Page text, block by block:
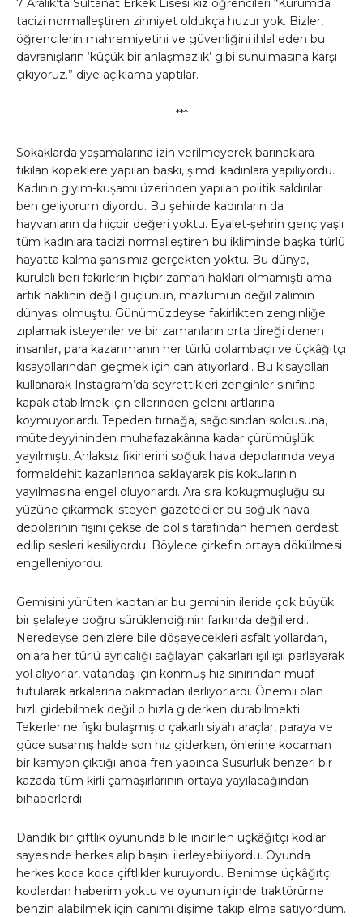
7 Aralık’ta Sultanat Erkek Lisesi kız öğrencileri “Kurumda
tacizi normalleştiren zihniyet oldukça huzur yok. Bizler,
öğrencilerin mahremiyetini ve güvenliğini ihlal eden bu
davranışların ‘küçük bir anlaşmazlık’ gibi sunulmasına karşı
çıkıyoruz.” diye açıklama yaptılar.
***
Sokaklarda yaşamalarına izin verilmeyerek barınaklara
tıkılan köpeklere yapılan baskı, şimdi kadınlara yapılıyordu.
Kadının giyim-kuşamı üzerinden yapılan politik saldırılar
ben geliyorum diyordu. Bu şehirde kadınların da
hayvanların da hiçbir değeri yoktu. Eyalet-şehrin genç yaşlı
tüm kadınlara tacizi normalleştiren bu ikliminde başka türlü
hayatta kalma şansımız gerçekten yoktu. Bu dünya,
kurulalı beri fakirlerin hiçbir zaman hakları olmamıştı ama
artık haklının değil güçlünün, mazlumun değil zalimin
dünyası olmuştu. Günümüzdeyse fakirlikten zenginliğe
zıplamak isteyenler ve bir zamanların orta direği denen
insanlar, para kazanmanın her türlü dolambaçlı ve üçkâğıtçı
kısayollarından geçmek için can atıyorlardı. Bu kısayolları
kullanarak Instagram’da seyrettikleri zenginler sınıfına
kapak atabilmek için ellerinden geleni artlarına
koymuyorlardı. Tepeden tırnağa, sağcısından solcusuna,
mütedeyyininden muhafazakârına kadar çürümüşlük
yayılmıştı. Ahlaksız fikirlerini soğuk hava depolarında veya
formaldehit kazanlarında saklayarak pis kokularının
yayılmasına engel oluyorlardı. Ara sıra kokuşmuşluğu su
yüzüne çıkarmak isteyen gazeteciler bu soğuk hava
depolarının fişini çekse de polis tarafından hemen derdest
edilip sesleri kesiliyordu. Böylece çirkefin ortaya dökülmesi
engelleniyordu.
Gemisini yürüten kaptanlar bu geminin ileride çok büyük
bir şelaleye doğru sürüklendiğinin farkında değillerdi.
Neredeyse denizlere bile döşeyecekleri asfalt yollardan,
onlara her türlü ayrıcalığı sağlayan çakarları ışıl ışıl parlayarak
yol alıyorlar, vatandaş için konmuş hız sınırından muaf
tutularak arkalarına bakmadan ilerliyorlardı. Önemli olan
hızlı gidebilmek değil o hızla giderken durabilmekti.
Tekerlerine fışkı bulaşmış o çakarlı siyah araçlar, paraya ve
güce susamış halde son hız giderken, önlerine kocaman
bir kamyon çıktığı anda fren yapınca Susurluk benzeri bir
kazada tüm kirli çamaşırlarının ortaya yayılacağından
bihaberlerdi.
Dandik bir çiftlik oyununda bile indirilen üçkâğıtçı kodlar
sayesinde herkes alıp başını ilerleyebiliyordu. Oyunda
herkes koca koca çiftlikler kuruyordu. Benimse üçkâğıtçı
kodlardan haberim yoktu ve oyunun içinde traktörüme
benzin alabilmek için canımı dişime takıp elma satıyordum.